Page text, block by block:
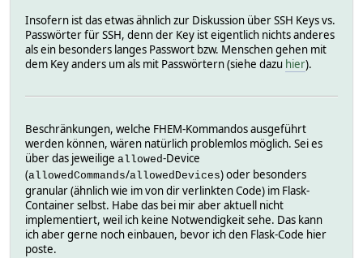
Insofern ist das etwas ähnlich zur Diskussion über SSH Keys vs.
Passwörter für SSH, denn der Key ist eigentlich nichts anderes
als ein besonders langes Passwort bzw. Menschen gehen mit
dem Key anders um als mit Passwörtern (siehe dazu hier).
Beschränkungen, welche FHEM-Kommandos ausgeführt
werden können, wären natürlich problemlos möglich. Sei es
über das jeweilige allowed-Device
(allowedCommands/allowedDevices) oder besonders
granular (ähnlich wie im von dir verlinkten Code) im Flask-
Container selbst. Habe das bei mir aber aktuell nicht
implementiert, weil ich keine Notwendigkeit sehe. Das kann
ich aber gerne noch einbauen, bevor ich den Flask-Code hier
poste.